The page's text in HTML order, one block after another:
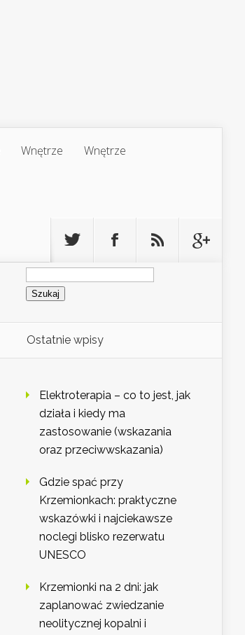
Wnętrze Wnętrze
Szukaj:
Ostatnie wpisy
Elektroterapia – co to jest, jak
działa i kiedy ma
zastosowanie (wskazania
oraz przeciwwskazania)
Gdzie spać przy
Krzemionkach: praktyczne
wskazówki i najciekawsze
noclegi blisko rezerwatu
UNESCO
Krzemionki na 2 dni: jak
zaplanować zwiedzanie
neolitycznej kopalni i